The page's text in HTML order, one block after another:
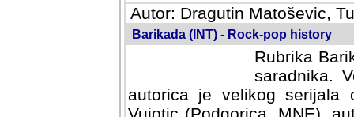
Autor: Dragutin Matoševic,
Barikada (INT) - Rock-pop history
Rubrika
saradnika.
autorica je velikog serijala